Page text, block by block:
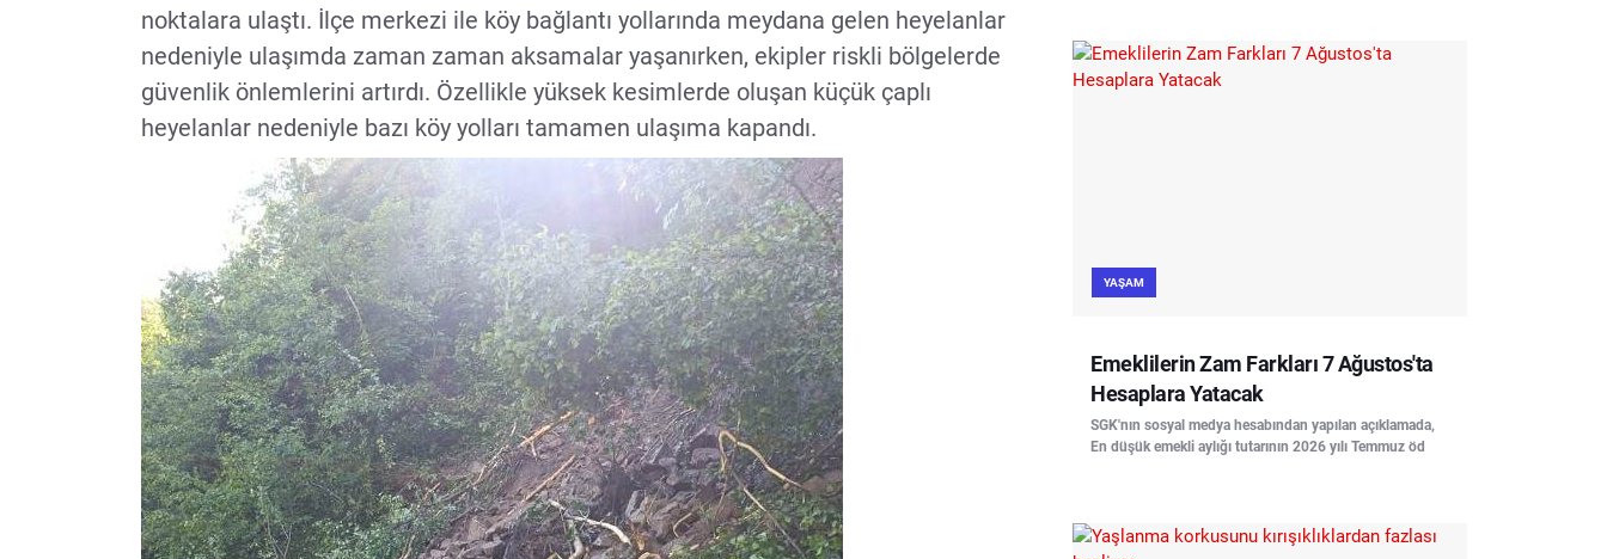
noktalara ulaştı. İlçe merkezi ile köy bağlantı yollarında meydana gelen heyelanlar
nedeniyle ulaşımda zaman zaman aksamalar yaşanırken, ekipler riskli bölgelerde
güvenlik önlemlerini artırdı. Özellikle yüksek kesimlerde oluşan küçük çaplı
heyelanlar nedeniyle bazı köy yolları tamamen ulaşıma kapandı.
YAŞAM
Emeklilerin Zam Farkları 7 Ağustos'ta
Hesaplara Yatacak
SGK'nın sosyal medya hesabından yapılan açıklamada,
En düşük emekli aylığı tutarının 2026 yılı Temmuz öd